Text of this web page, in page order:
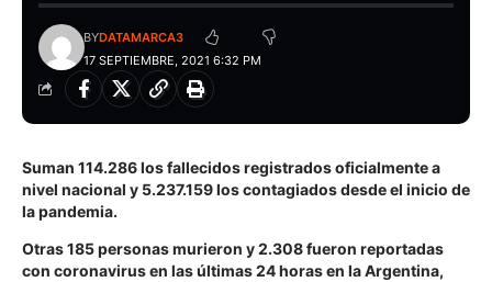
17 SEPTIEMBRE, 2021 6:32 PM
BYDATAMARCA3
Suman 114.286 los fallecidos registrados oficialmente a
nivel nacional y 5.237.159 los contagiados desde el inicio de
la pandemia.
Otras 185 personas murieron y 2.308 fueron reportadas
con coronavirus en las últimas 24 horas en la Argentina,